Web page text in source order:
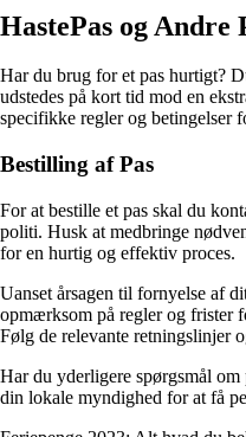
HastePas og Andre
Har du brug for et pas hurtigt?
udstedes på kort tid mod en
specifikke regler og betingelser
Bestilling af Pas
For at bestille et pas skal du
politi. Husk at medbringe
for en hurtig og effektiv proces.
Uanset årsagen til fornyelse af
opmærksom på regler og frister
Følg de relevante retningslinjer
Har du yderligere spørgsmål
din lokale myndighed for at få